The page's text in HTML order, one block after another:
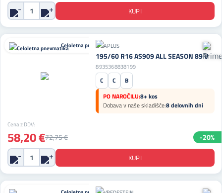
Celoletna pnevmatika
195/60 R16 AS909 ALL SEASON 89 V
8935368838199
C C
B
PO NAROČILU:8+ kos
Dobava v naše skladišče:8 delovnih dni
Cena z DDV:
58,20 €72,75 € -20%